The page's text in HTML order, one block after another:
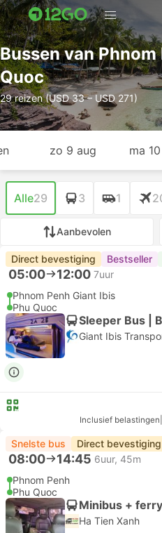
Bussen van Phnom
Quoc
29 reizen (USD 33 – USD 271)
zo 9 aug ma
Alle29 3 1
Aanbevolen
Direct bevestiging Bestseller
05:00 12:00 7uur
Phnom Penh Giant Ibis
Phu Quoc
Sleeper Bus |
Giant Ibis
Inclusief belastingen
Snelste bus Direct bevestiging
08:00 14:45 6uur, 45m
Phnom Penh
Phu Quoc
Minibus +
Ha Tien Xanh